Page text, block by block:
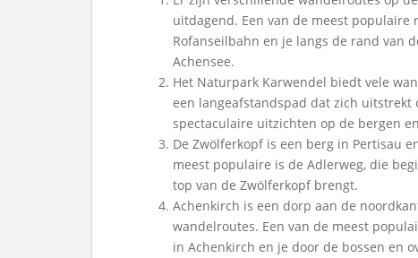
uitdagend. Een van de meest populaire
Rofanseilbahn en je langs de rand van
Achensee.
Het Naturpark Karwendel biedt vele
een langeafstandspad dat zich
spectaculaire uitzichten op de bergen
De Zwölferkopf is een berg in Pertisau
meest populaire is de Adlerweg, die
top van de Zwölferkopf brengt.
Achenkirch is een dorp aan de
wandelroutes. Een van de meest
in Achenkirch en je door de bossen en